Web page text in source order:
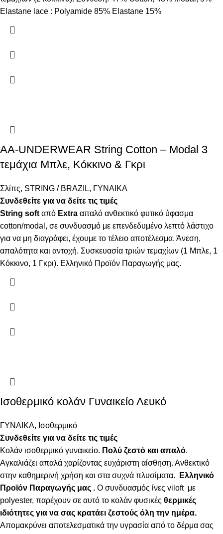
Elastane lace : Polyamide 85% Elastane 15%
AA-UNDERWEAR String Cotton – Modal 3
τεμάχια Μπλε, Κόκκινο & Γκρι
Σλίπς, STRING / BRAZIL, ΓΥΝΑΙΚΑ
Συνδεθείτε για να δείτε τις τιμές
String soft από Extra απαλό ανθεκτικό φυτικό ύφασμα
cotton/modal, σε συνδυασμό με επενδεδυμένο λεπτό λάστιχο
για να μη διαγράφει, έχουμε το τέλειο αποτέλεσμα. Άνεση,
απαλότητα και αντοχή. Συσκευασία τριών τεμαχίων (1 Μπλε, 1
Κόκκινο, 1 Γκρι). Ελληνικό Προϊόν Παραγωγής μας.
Ισοθερμικό κολάν Γυναικείο Λευκό
ΓΥΝΑΙΚΑ, Ισοθερμικό
Συνδεθείτε για να δείτε τις τιμές
Κολάν ισοθερμικό γυναικείο. Πολύ ζεστό και απαλό.
Αγκαλιάζει απαλά χαρίζοντας ευχάριστη αίσθηση. Ανθεκτικό
στην καθημερινή χρήση και στα συχνά πλυσίματα.
Ελληνικό
Προϊόν Παραγωγής μας . Ο συνδυασμός ίνες viloft με
polyester, παρέχουν σε αυτό το κολάν φυσικές θερμικές
ιδιότητες για να σας κρατάει ζεστούς όλη την ημέρα.
Απομακρύνει αποτελεσματικά την υγρασία από το δέρμα σας